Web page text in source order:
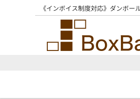
《インボイス制度対応》ダンボ